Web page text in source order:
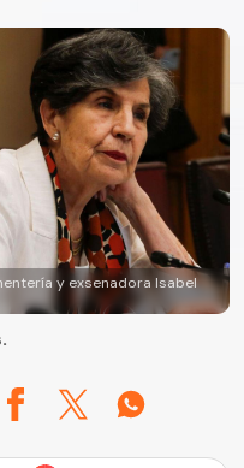
y exsenadora Isabel